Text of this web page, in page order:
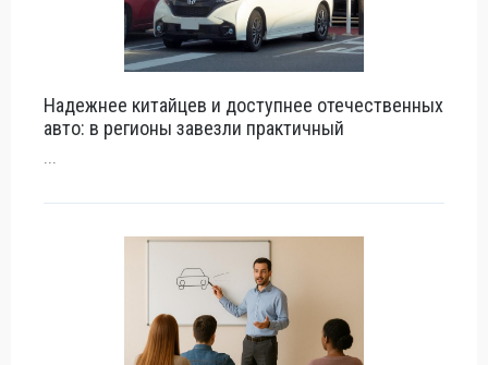
Надежнее китайцев и доступнее отечественных
авто: в регионы завезли практичный
...